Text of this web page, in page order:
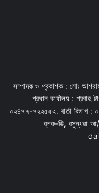
সম্পাদক ও প্রকাশক : মোঃ
প্রধান কার্যালয় : প্রবাহ
০২৪৭৭-৭২২৫৫২. বার্তা
ব্লক-ডি, বসুন্ধরা